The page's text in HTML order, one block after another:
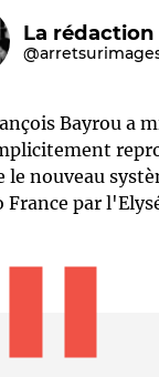
La rédaction
Bayrou a
nouveau
France par